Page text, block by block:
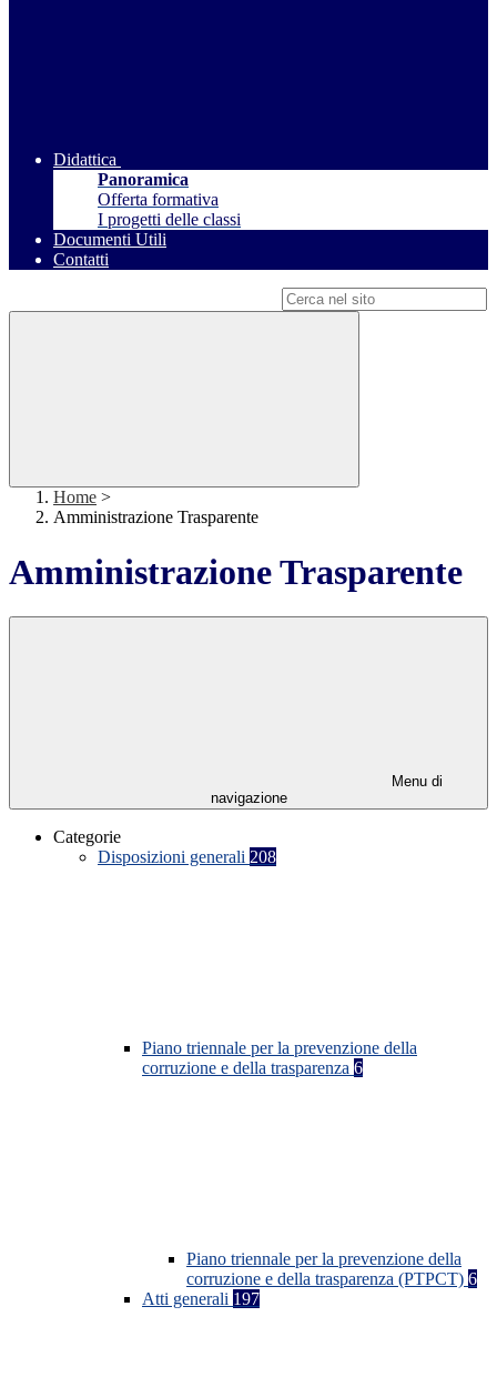
Didattica
Panoramica
Offerta formativa
I progetti delle classi
Documenti Utili
Contatti
Home >
Amministrazione Trasparente
Amministrazione Trasparente
Menu di
navigazione
Categorie
Disposizioni generali 208
Piano triennale per la prevenzione della
corruzione e della trasparenza 6
Piano triennale per la prevenzione della
corruzione e della trasparenza (PTPCT) 6
Atti generali 197